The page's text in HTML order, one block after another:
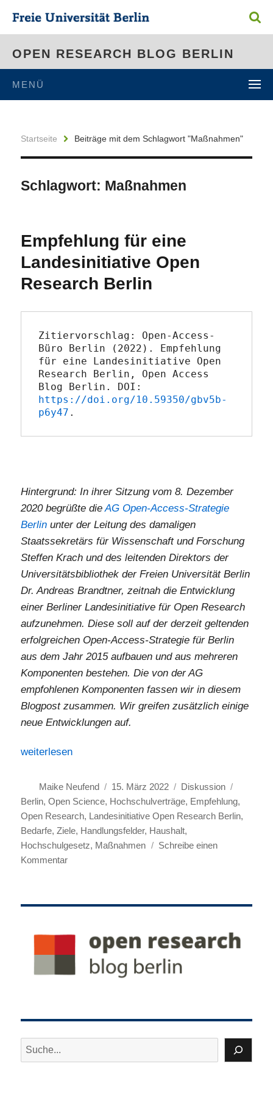
OPEN RESEARCH BLOG BERLIN
MENÜ
Startseite Beiträge mit dem Schlagwort "Maßnahmen"
Schlagwort: Maßnahmen
Empfehlung für eine
Landesinitiative Open
Research Berlin
Zitiervorschlag: Open-Access-
Büro Berlin (2022). Empfehlung
für eine Landesinitiative Open
Research Berlin, Open Access
https://doi.org/10.59350/gbv5b-
p6y47 .
Hintergrund: In ihrer Sitzung vom 8. Dezember
2020 begrüßte dieAG Open-Access-Strategie
Berlin unter der Leitung des damaligen
Staatssekretärs für Wissenschaft und Forschung
Steffen Krach und des leitenden Direktors der
Universitätsbibliothek der Freien Universität Berlin
Dr. Andreas Brandtner, zeitnah die Entwicklung
einer Berliner Landesinitiative für Open Research
aufzunehmen. Diese soll auf der derzeit geltenden
erfolgreichen Open-Access-Strategie für Berlin
aus dem Jahr 2015 aufbauen und aus mehreren
Komponenten bestehen. Die von der AG
empfohlenen Komponenten fassen wir in diesem
Blogpost zusammen. Wir greifen zusätzlich einige
neue Entwicklungen auf.
„Empfehlung für eine Landesinitiative Open Research
weiterlesen
Autor
Maike Neufend
Veröffentlicht
am
15. März 2022 Kategorien
Diskussion
Berlin,Open Science, Hochschulverträge, Empfehlung,
Open Research, Landesinitiative Open Research Berlin,
Bedarfe,Ziele, Handlungsfelder, Haushalt,
Hochschulgesetz, Maßnahmen
Schreibe einen
Kommentarzu
eine
Open
Research
Berlin
Suchen